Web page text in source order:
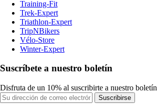
Training-Fit
Trek-Expert
Triathlon-Expert
TripNBikers
Vélo-Store
Winter-Expert
Suscríbete a nuestro boletín
Disfruta de un 10% al suscribirte a nuestro boletín
Suscribirse